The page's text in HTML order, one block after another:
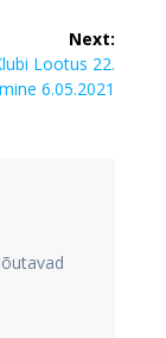
Next:
Lootus 22.
6.05.2021